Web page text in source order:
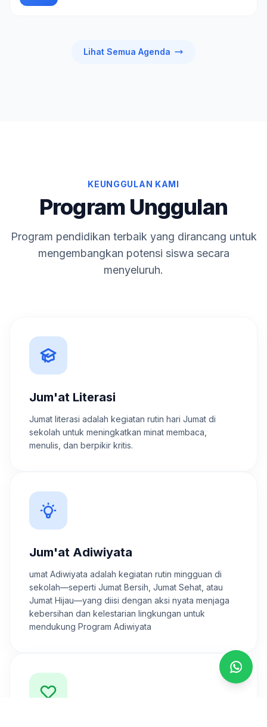
Lihat Semua Agenda
KEUNGGULAN KAMI
Program Unggulan
Program pendidikan terbaik yang dirancang untuk
mengembangkan potensi siswa secara
menyeluruh.
Jum'at Literasi
Jumat literasi adalah kegiatan rutin hari Jumat di
sekolah untuk meningkatkan minat membaca,
menulis, dan berpikir kritis.
Jum'at Adiwiyata
umat Adiwiyata adalah kegiatan rutin mingguan di
sekolah—seperti Jumat Bersih, Jumat Sehat, atau
Jumat Hijau—yang diisi dengan aksi nyata menjaga
kebersihan dan kelestarian lingkungan untuk
mendukung Program Adiwiyata